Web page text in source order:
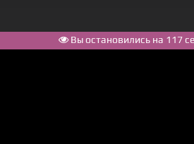
Вы остановились на 117